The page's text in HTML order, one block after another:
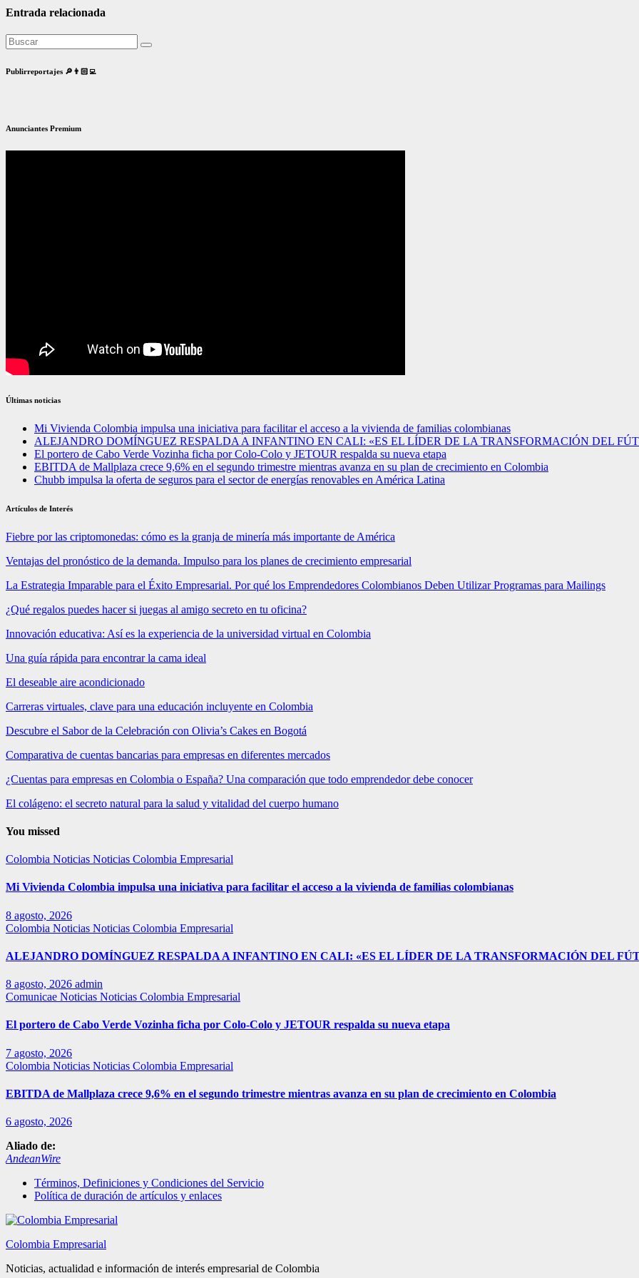
Entrada relacionada
Publirreportajes 🔎👨🏻‍💻
Anunciantes Premium
Últimas noticias
Mi Vivienda Colombia impulsa una iniciativa para facilitar el acceso a la vivienda de familias colombianas
ALEJANDRO DOMÍNGUEZ RESPALDA A INFANTINO EN CALI: «ES EL LÍDER DE LA TRANSFORMACIÓN DEL
El portero de Cabo Verde Vozinha ficha por Colo-Colo y JETOUR respalda su nueva etapa
EBITDA de Mallplaza crece 9,6% en el segundo trimestre mientras avanza en su plan de crecimiento en Colombia
Chubb impulsa la oferta de seguros para el sector de energías renovables en América Latina
Artículos de Interés
Fiebre por las criptomonedas: cómo es la granja de minería más importante de América
Ventajas del pronóstico de la demanda. Impulso para los planes de crecimiento empresarial
La Estrategia Imparable para el Éxito Empresarial. Por qué los Emprendedores Colombianos Deben Utilizar Programas para Mailings
¿Qué regalos puedes hacer si juegas al amigo secreto en tu oficina?
Innovación educativa: Así es la experiencia de la universidad virtual en Colombia
Una guía rápida para encontrar la cama ideal
El deseable aire acondicionado
Carreras virtuales, clave para una educación incluyente en Colombia
Descubre el Sabor de la Celebración con Olivia’s Cakes en Bogotá
Comparativa de cuentas bancarias para empresas en diferentes mercados
¿Cuentas para empresas en Colombia o España? Una comparación que todo emprendedor debe conocer
El colágeno: el secreto natural para la salud y vitalidad del cuerpo humano
You missed
Colombia Noticias Noticias Colombia Empresarial
Mi Vivienda Colombia impulsa una iniciativa para facilitar el acceso a la vivienda de familias colombianas
8 agosto, 2026
Colombia Noticias Noticias Colombia Empresarial
ALEJANDRO DOMÍNGUEZ RESPALDA A INFANTINO EN CALI: «ES EL LÍDER DE LA TRANSFORMACIÓN DEL
8 agosto, 2026 admin
Comunicae Noticias Noticias Colombia Empresarial
El portero de Cabo Verde Vozinha ficha por Colo-Colo y JETOUR respalda su nueva etapa
7 agosto, 2026
Colombia Noticias Noticias Colombia Empresarial
EBITDA de Mallplaza crece 9,6% en el segundo trimestre mientras avanza en su plan de crecimiento en Colombia
6 agosto, 2026
Aliado de:
AndeanWire
Términos, Definiciones y Condiciones del Servicio
Política de duración de artículos y enlaces
Colombia Empresarial
Noticias, actualidad e información de interés empresarial de Colombia